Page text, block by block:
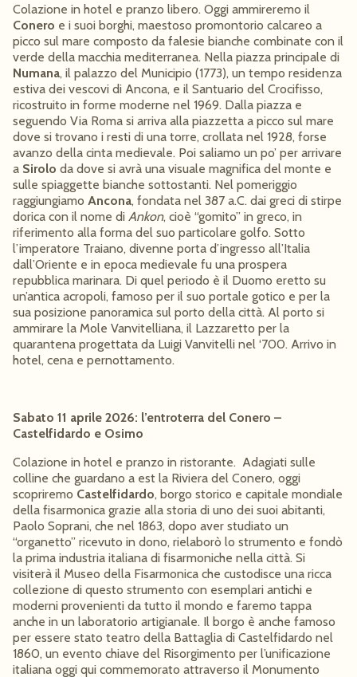
Colazione in hotel e pranzo libero. Oggi ammireremo il
Conero e i suoi borghi, maestoso promontorio calcareo a
picco sul mare composto da falesie bianche combinate con il
verde della macchia mediterranea. Nella piazza principale di
Numana, il palazzo del Municipio (1773), un tempo residenza
estiva dei vescovi di Ancona, e il Santuario del Crocifisso,
ricostruito in forme moderne nel 1969. Dalla piazza e
seguendo Via Roma si arriva alla piazzetta a picco sul mare
dove si trovano i resti di una torre, crollata nel 1928, forse
avanzo della cinta medievale. Poi saliamo un po’ per arrivare
a Sirolo da dove si avrà una visuale magnifica del monte e
sulle spiaggette bianche sottostanti. Nel pomeriggio
raggiungiamo Ancona, fondata nel 387 a.C. dai greci di stirpe
dorica con il nome di Ankon, cioè “gomito” in greco, in
riferimento alla forma del suo particolare golfo. Sotto
l’imperatore Traiano, divenne porta d’ingresso all’Italia
dall’Oriente e in epoca medievale fu una prospera
repubblica marinara. Di quel periodo è il Duomo eretto su
un’antica acropoli, famoso per il suo portale gotico e per la
sua posizione panoramica sul porto della città. Al porto si
ammirare la Mole Vanvitelliana, il Lazzaretto per la
quarantena progettata da Luigi Vanvitelli nel ‘700. Arrivo in
hotel, cena e pernottamento.
Sabato 11 aprile 2026: l’entroterra del Conero –
Castelfidardo e Osimo
Colazione in hotel e pranzo in ristorante. Adagiati sulle
colline che guardano a est la Riviera del Conero, oggi
scopriremo Castelfidardo, borgo storico e capitale mondiale
della fisarmonica grazie alla storia di uno dei suoi abitanti,
Paolo Soprani, che nel 1863, dopo aver studiato un
“organetto” ricevuto in dono, rielaborò lo strumento e fondò
la prima industria italiana di fisarmoniche nella città. Si
visiterà il Museo della Fisarmonica che custodisce una ricca
collezione di questo strumento con esemplari antichi e
moderni provenienti da tutto il mondo e faremo tappa
anche in un laboratorio artigianale. Il borgo è anche famoso
per essere stato teatro della Battaglia di Castelfidardo nel
1860, un evento chiave del Risorgimento per l’unificazione
italiana oggi qui commemorato attraverso il Monumento